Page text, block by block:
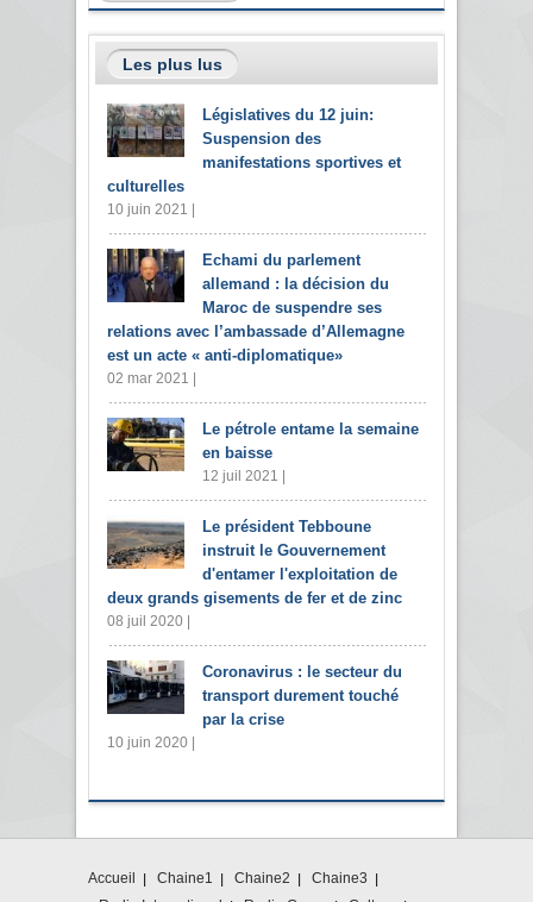
Les plus lus
Législatives du 12 juin:
Suspension des
manifestations sportives et
culturelles
10 juin 2021 |
Echami du parlement
allemand : la décision du
Maroc de suspendre ses
relations avec l’ambassade d’Allemagne
est un acte « anti-diplomatique»
02 mar 2021 |
Le pétrole entame la semaine
en baisse
12 juil 2021 |
Le président Tebboune
instruit le Gouvernement
d'entamer l'exploitation de
deux grands gisements de fer et de zinc
08 juil 2020 |
Coronavirus : le secteur du
transport durement touché
par la crise
10 juin 2020 |
Accueil Chaine1 Chaine2
Chaine3